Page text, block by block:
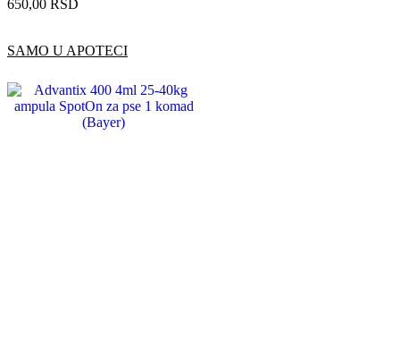
650,00 RSD
SAMO U APOTECI